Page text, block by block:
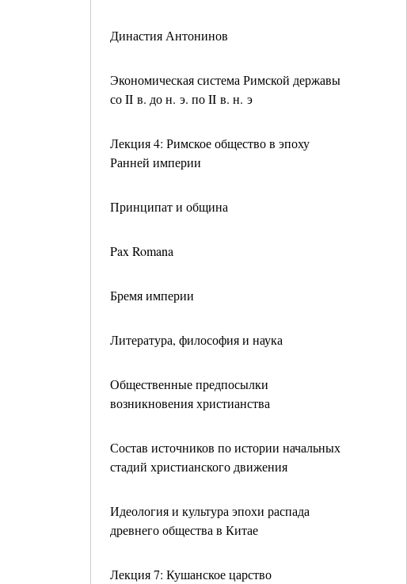
Династия Антонинов
Экономическая система Римской державы
со II в. до н. э. по II в. н. э
Лекция 4: Римское общество в эпоху
Ранней империи
Принципат и община
Pax Romana
Бремя империи
Литература, философия и наука
Общественные предпосылки
возникновения христианства
Состав источников по истории начальных
стадий христианского движения
Идеология и культура эпохи распада
древнего общества в Китае
Лекция 7: Кушанское царство